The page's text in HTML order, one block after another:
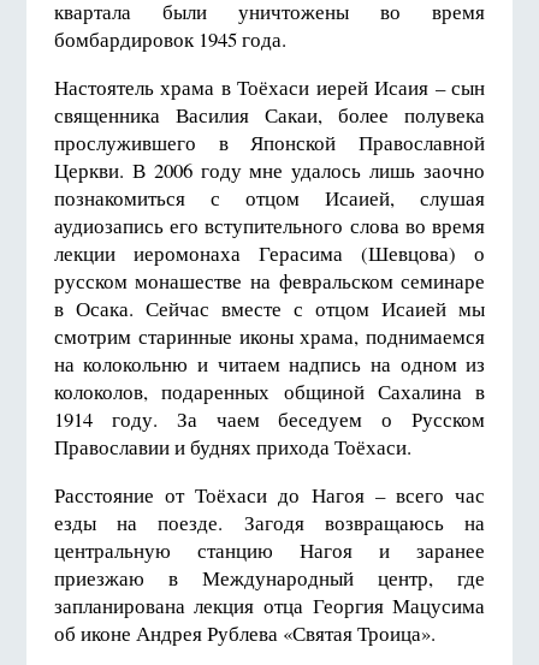
квартала были уничтожены во время
бомбардировок 1945 года.
Настоятель храма в Тоёхаси иерей Исаия – сын
священника Василия Сакаи, более полувека
прослужившего в Японской Православной
Церкви. В 2006 году мне удалось лишь заочно
познакомиться с отцом Исаией, слушая
аудиозапись его вступительного слова во время
лекции иеромонаха Герасима (Шевцова) о
русском монашестве на февральском семинаре
в Осака. Сейчас вместе с отцом Исаией мы
смотрим старинные иконы храма, поднимаемся
на колокольню и читаем надпись на одном из
колоколов, подаренных общиной Сахалина в
1914 году. За чаем беседуем о Русском
Православии и буднях прихода Тоёхаси.
Расстояние от Тоёхаси до Нагоя – всего час
езды на поезде. Загодя возвращаюсь на
центральную станцию Нагоя и заранее
приезжаю в Международный центр, где
запланирована лекция отца Георгия Мацусима
об иконе Андрея Рублева «Святая Троица».